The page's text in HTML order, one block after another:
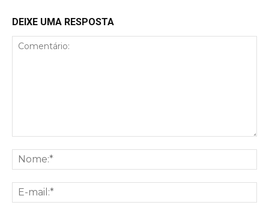
DEIXE UMA RESPOSTA